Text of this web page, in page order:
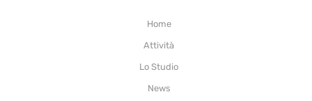
Home
Attività
Lo Studio
News